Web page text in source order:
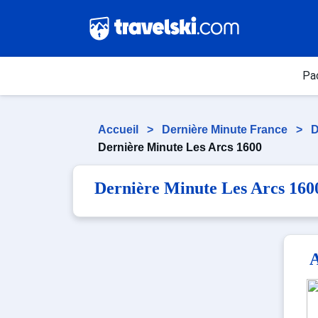
Accueil > Dernière Minute France >
Dernière Minute Les Arcs 1600
Dernière Minute Les Arcs